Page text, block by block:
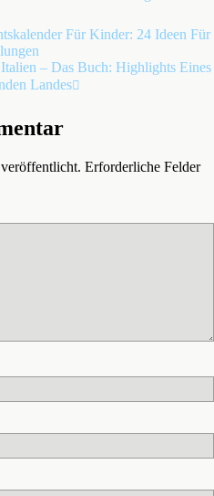
Für Kinder: 24 Ideen Für
– Das Buch: Highlights Eines
Landes
Erforderliche Felder